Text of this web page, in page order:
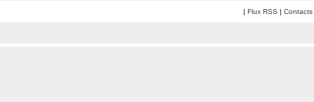
| Flux RSS | Contacts